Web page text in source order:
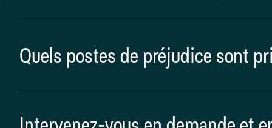
conforme du contrat, sur la base des termes
Quels postes de préjudice sont
l’image ou pertes de chance.